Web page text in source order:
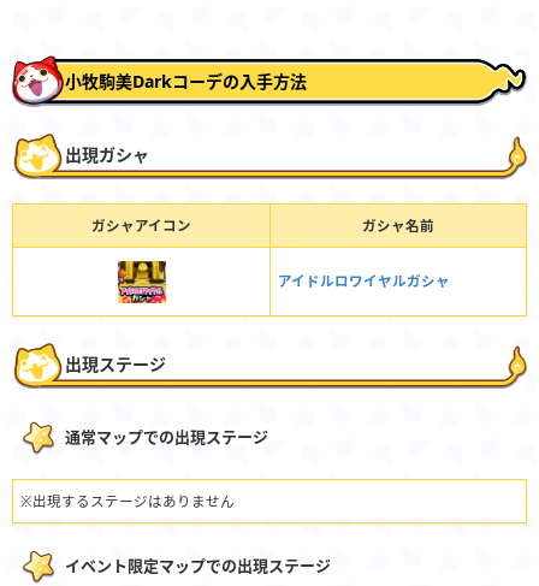
小牧駒美Darkコーデの入手方法
出現ガシャ
ガシャアイコン ガシャ名前
アイドルロワイヤルガシャ
出現ステージ
通常マップでの出現ステージ
※出現するステージはありません
イベント限定マップでの出現ステージ